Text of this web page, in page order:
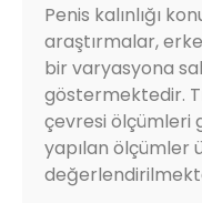
Penis kalınlığı
araştırmalar,
bir varyasyona
göstermektedir.
çevresi ölçümleri
yapılan ölçümler